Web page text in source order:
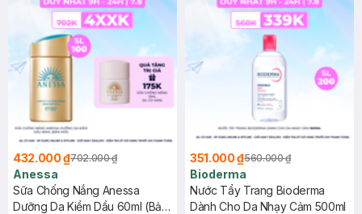
432.000 ₫702.000 ₫
Anessa
Sữa Chống Nắng Anessa
Dưỡng Da Kiềm Dầu 60ml (Bản
351.000 ₫560.000 ₫
Bioderma
Nước Tẩy Trang Bioderma
Dành Cho Da Nhạy Cảm 500ml